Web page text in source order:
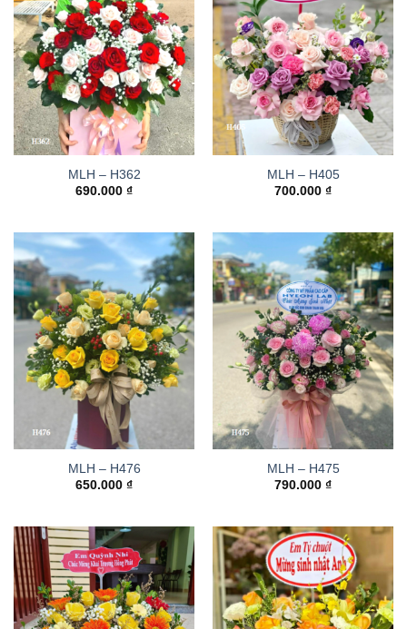
MLH – H362
690.000 ₫
MLH – H405
700.000 ₫
MLH – H476
650.000 ₫
MLH – H475
790.000 ₫